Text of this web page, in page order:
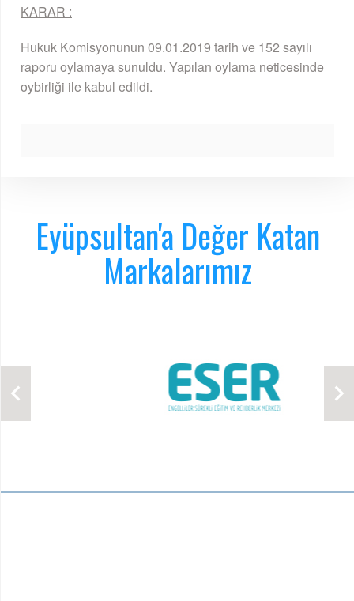
KARAR :
Hukuk Komisyonunun 09.01.2019 tarih ve 152 sayılı
raporu oylamaya sunuldu. Yapılan oylama neticesinde
oybirliği ile kabul edildi.
Eyüpsultan'a Değer Katan
Markalarımız